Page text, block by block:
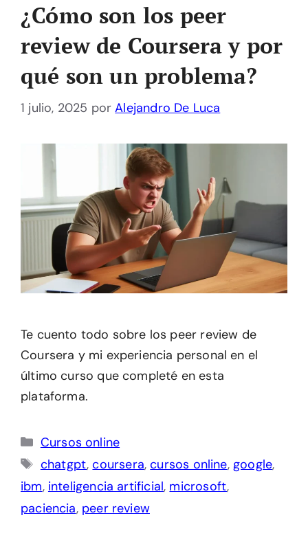
¿Cómo son los peer
review de Coursera y por
qué son un problema?
1 julio, 2025 porAlejandro De Luca
Te cuento todo sobre los peer review de
Coursera y mi experiencia personal en el
último curso que completé en esta
plataforma.
Categorías
Cursos online
Etiquetas
chatgpt,coursera,cursos online, google,
ibm, inteligencia artificial, microsoft,
paciencia, peer review